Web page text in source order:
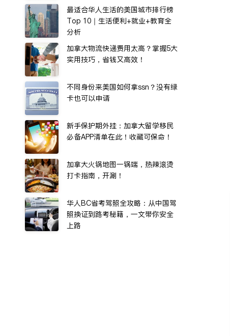
最适合华人生活的美国城市排行榜
Top 10｜生活便利+就业+教育全
分析
加拿大物流快递费用太高？掌握5大
实用技巧，省钱又高效！
不同身份来美国如何拿ssn？没有绿
卡也可以申请
新手保护期外挂：加拿大留学移民
必备APP清单在此！收藏可保命！
加拿大火锅地图一锅端，热辣滚烫
打卡指南，开涮！
华人BC省考驾照全攻略：从中国驾
照换证到路考秘籍，一文带你安全
上路